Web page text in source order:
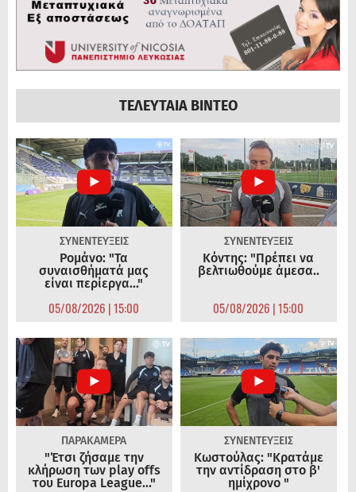
ΤΕΛΕΥΤΑΙΑ ΒΙΝΤΕΟ
ΣΥΝΕΝΤΕΥΞΕΙΣ
Ρομάνο: "Τα
συναισθήματά μας
είναι περίεργα..."
05/08/2026 | 15:00
ΣΥΝΕΝΤΕΥΞΕΙΣ
Κόντης: "Πρέπει να
βελτιωθούμε άμεσα..
05/08/2026 | 15:00
ΠΑΡΑΚΑΜΕΡΑ
"Έτσι ζήσαμε την
κλήρωση των play offs
του Europa League..."
ΣΥΝΕΝΤΕΥΞΕΙΣ
Κωστούλας: "Κρατάμε
την αντίδραση στο β'
ημίχρονο "